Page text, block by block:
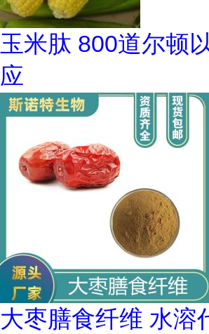
玉米肽 800道尔顿
应
大枣膳食纤维 水溶